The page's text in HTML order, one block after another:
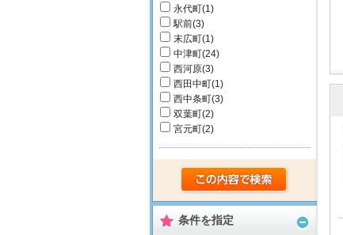
永代町(1)
駅前(3)
末広町(1)
中津町(24)
西河原(3)
西田中町(1)
西中条町(3)
双葉町(2)
宮元町(2)
条件を指定